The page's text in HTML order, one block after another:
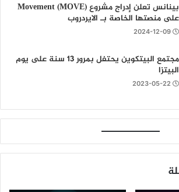
بينانس تعلن إدراج مشروع Movement (MOVE)
على منصتها الخاصة بـ الايردروب
2024-12-09
مجتمع البيتكوين يحتفل بمرور 13 سنة على يوم
البيتزا
2023-05-22